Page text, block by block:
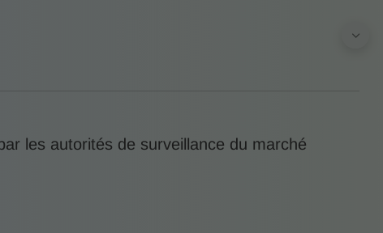
les autorités de surveillance du marché